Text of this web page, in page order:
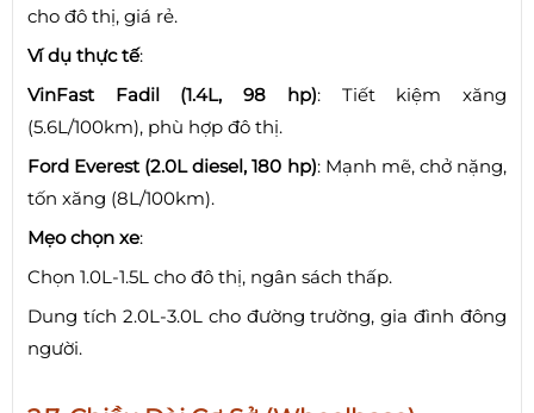
cho đô thị, giá rẻ.
Ví dụ thực tế:
VinFast Fadil (1.4L, 98 hp): Tiết kiệm xăng
(5.6L/100km), phù hợp đô thị.
Ford Everest (2.0L diesel, 180 hp): Mạnh mẽ, chở nặng,
tốn xăng (8L/100km).
Mẹo chọn xe:
Chọn 1.0L-1.5L cho đô thị, ngân sách thấp.
Dung tích 2.0L-3.0L cho đường trường, gia đình đông
người.